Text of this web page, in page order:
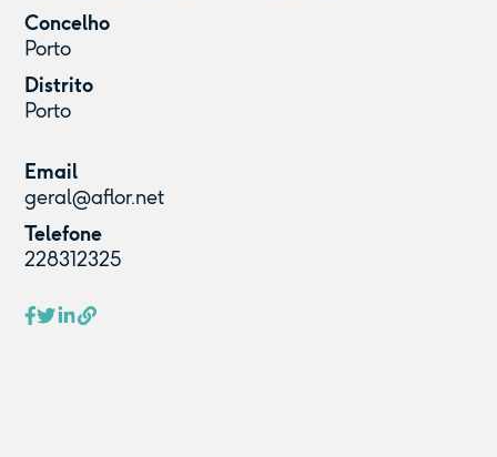
Concelho
Porto
Distrito
Porto
Email
geral@aflor.net
Telefone
228312325